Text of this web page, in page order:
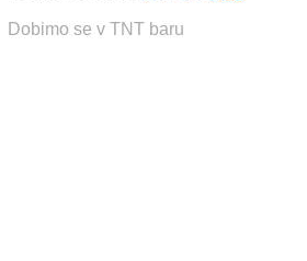
Dobimo se v TNT baru